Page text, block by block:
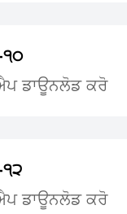
ਡਾਊਨਲੋਡ ਕਰੋ
ਡਾਊਨਲੋਡ ਕਰੋ